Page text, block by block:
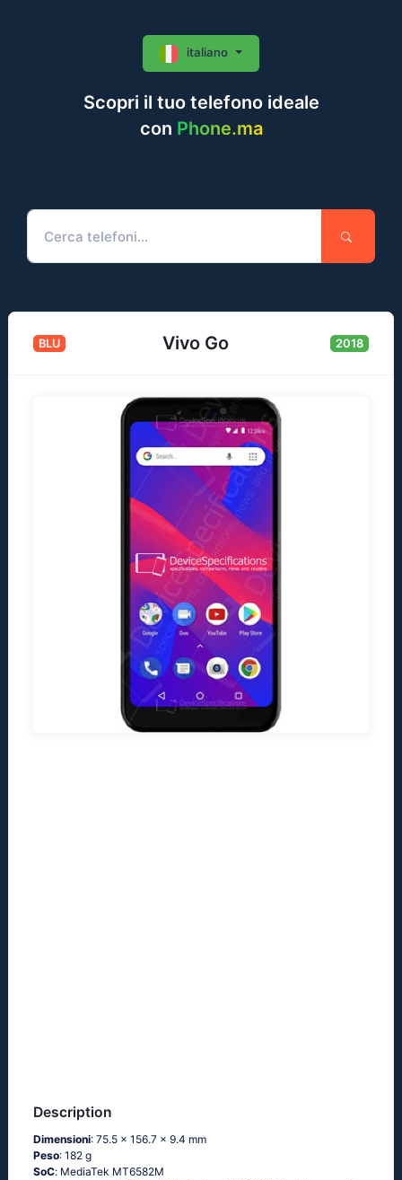
Scopri il tuo telefono ideale
con Phone.ma
italiano
BLU Vivo Go 2018
Description
Dimensioni: 75.5 x 156.7 x 9.4 mm
Peso: 182 g
SoC: МеdiаТеk МТ6582М